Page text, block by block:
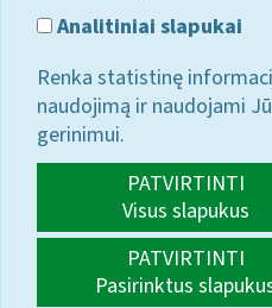
Analitiniai slapukai
Renka statistinę
naudojimą ir naudojami
gerinimui.
PATVIRTINTI
Visus slapukus
PATVIRTINTI
Pasirinktus